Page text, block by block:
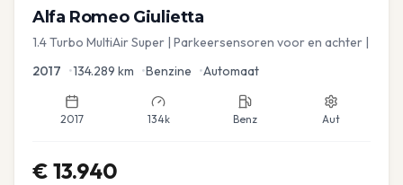
Alfa Romeo Giulietta
1.4 Turbo MultiAir Super | Parkeersensoren voor en achter |
2017 •134.289 km •Benzine •Automaat
2017 134k Benz Aut
€ 13.940